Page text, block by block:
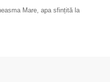
Mare, apa sfințită la